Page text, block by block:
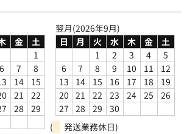
金
土
1
6 7
8
14
15
21
22
28
29
翌月(2026年9月)
日
月 火 水 木 金
土
1
2 3 4
5
6
7 8 9 10 11
12
13
14 15 16 17 18
19
20
21 22 23 24 25
26
27
28 29
30
(
発送業務休日)